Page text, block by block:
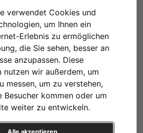
verwendet Cookies und
um Ihnen ein
Erlebnis zu ermöglichen
die Sie sehen, besser an
anzupassen. Diese
nutzen wir außerdem, um
messen, um zu verstehen,
Besucher kommen oder um
weiter zu entwickeln.